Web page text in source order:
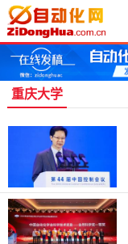
重庆大学